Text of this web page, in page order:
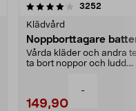
-
3252
Klädvård
Noppborttagare
Vårda kläder och andra
ta bort noppor och ludd.
149,90
4.5av 5 stjärnor